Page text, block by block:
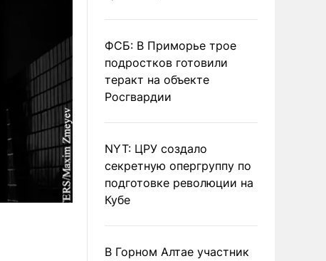
ФСБ: В Приморье трое
подростков готовили
теракт на объекте
Росгвардии
NYT: ЦРУ создало
секретную опергруппу по
подготовке революции на
Кубе
В Горном Алтае участник